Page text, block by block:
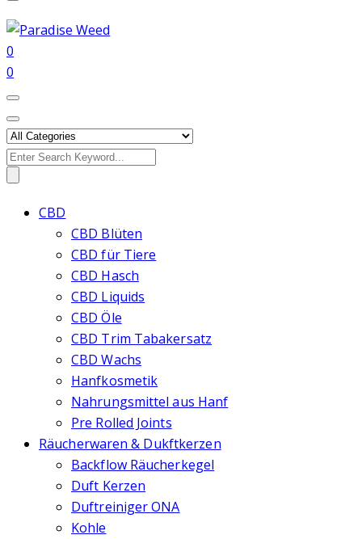
0
0
Search
CBD
CBD Blüten
CBD für Tiere
CBD Hasch
CBD Liquids
CBD Öle
CBD Trim Tabakersatz
CBD Wachs
Hanfkosmetik
Nahrungsmittel aus Hanf
Pre Rolled Joints
Räucherwaren & Dukftkerzen
Backflow Räucherkegel
Duft Kerzen
Duftreiniger ONA
Kohle